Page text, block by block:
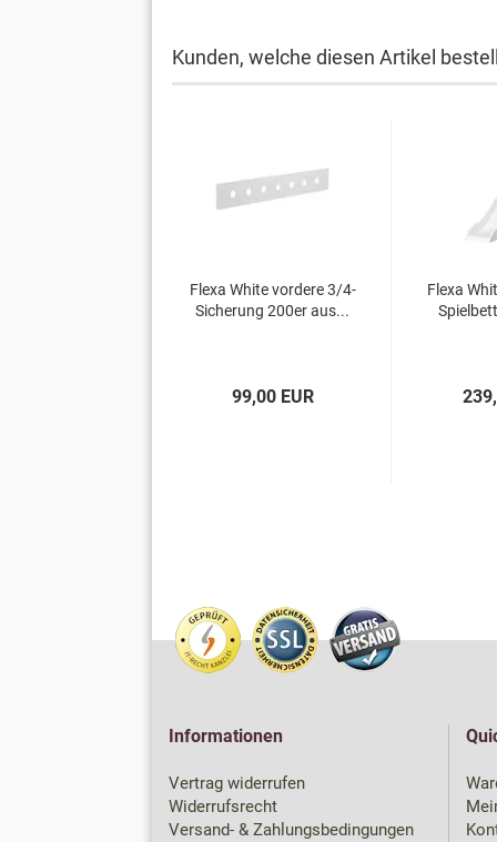
Kunden, welche diesen Artikel
Flexa White vordere 3/4-
Sicherung 200er aus...
99,00 EUR
Flexa
Informationen
Vertrag widerrufen
Widerrufsrecht
Versand- & Zahlungsbedingungen